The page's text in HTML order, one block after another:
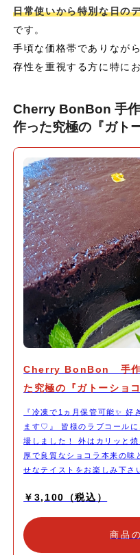
日常使いから特別な日の
です。
手頃な価格帯でありなが
存性を重視する方に特に
Cherry BonBon 手
作った究極の『ガト
Cherry BonBon 手作
た究極の『ガトーショコ
『冷凍で1ヵ月保管可能✨ 好
ます♡』 皆様のラブコール
場しました！ 外はカリッと
厚で良質なショコラ本来の味
せなテイストをお楽しみ下さ
て頂けます。 (召し上がる分
￥3,100（税込）
商品